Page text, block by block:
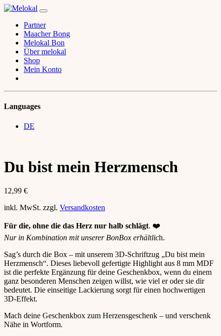
Partner
Maacher Bong
Melokal Bon
Über melokal
Shop
Mein Konto
Languages
DE
Du bist mein Herzmensch
12,99 €
inkl. MwSt. zzgl. Versandkosten
Für die, ohne die das Herz nur halb schlägt. ❤️
Nur in Kombination mit unserer BonBox erhältlich.
Sag’s durch die Box – mit unserem 3D-Schriftzug „Du bist mein
Herzmensch“. Dieses liebevoll gefertigte Highlight aus 8 mm MDF
ist die perfekte Ergänzung für deine Geschenkbox, wenn du einem
ganz besonderen Menschen zeigen willst, wie viel er oder sie dir
bedeutet. Die einseitige Lackierung sorgt für einen hochwertigen
3D-Effekt.
Mach deine Geschenkbox zum Herzensgeschenk – und verschenk
Nähe in Wortform.